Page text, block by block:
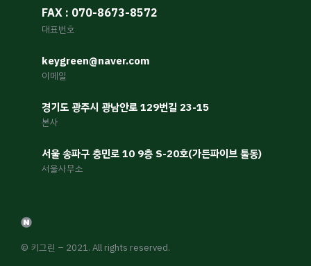
FAX : 070-8673-8572
대표번호
keygreen@naver.com
이메일
경기도 광주시 광남안로 129번길 23-15
본사
서울 송파구 충민로 10 9층 S-20호(가든파이브 툴동)
서울사무소
© 키그린 – 2021. All rights reserved.